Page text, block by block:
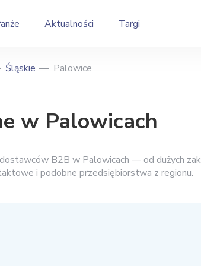
Aktualności Targi
Śląskie Palowice
w Palowicach
B2B w Palowicach — od dużych
i podobne przedsiębiorstwa z regionu.